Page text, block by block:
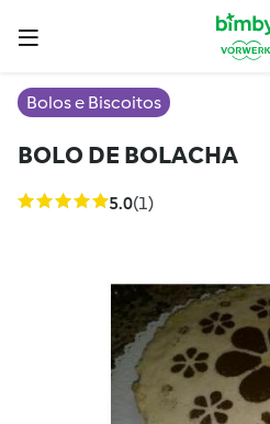
Bolos e Biscoitos
BOLO DE BOLACHA
5.0(1)